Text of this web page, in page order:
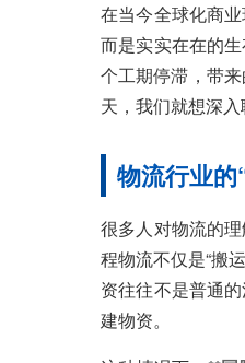
在当今全球化商
而是实实在在的
个工期停滞，带
天，我们就想深
物流行业
很多人对物流的
程物流不仅是“搬
资往往不是普通
建物资。